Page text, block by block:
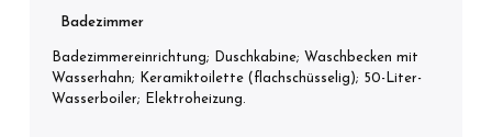
Badezimmer
Badezimmereinrichtung; Duschkabine; Waschbecken mit
Wasserhahn; Keramiktoilette (flachschüsselig); 50-Liter-
Wasserboiler; Elektroheizung.